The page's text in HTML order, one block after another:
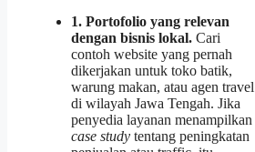
1. Portofolio yang relevan
dengan bisnis lokal. Cari
contoh website yang pernah
dikerjakan untuk toko batik,
warung makan, atau agen travel
di wilayah Jawa Tengah. Jika
penyedia layanan menampilkan
case study tentang peningkatan